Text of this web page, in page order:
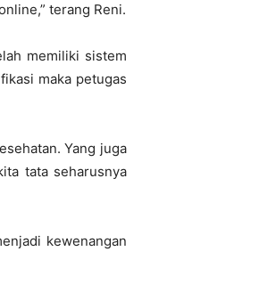
terang Reni.
memiliki sistem
maka petugas
Yang juga
tata seharusnya
kewenangan